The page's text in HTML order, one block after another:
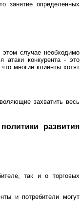
занятие определенных
случае необходимо
атаки конкурента - это
многие клиенты хотят
захватить весь
развития
так и о торговых
и потребители могут